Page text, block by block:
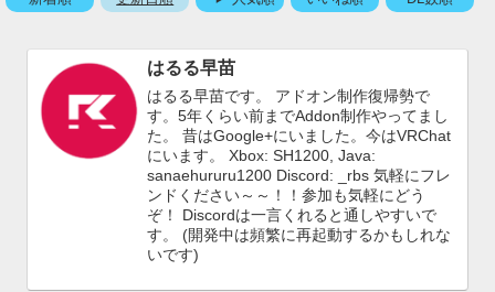
はるる早苗
はるる早苗です。 アドオン制作復帰勢で
す。5年くらい前までAddon制作やってまし
た。 昔はGoogle+にいました。今はVRChat
にいます。 Xbox: SH1200, Java:
sanaehururu1200 Discord: _rbs 気軽にフレ
ンドください～～！！参加も気軽にどう
ぞ！ Discordは一言くれると通しやすいで
す。 (開発中は頻繁に再起動するかもしれな
いです)